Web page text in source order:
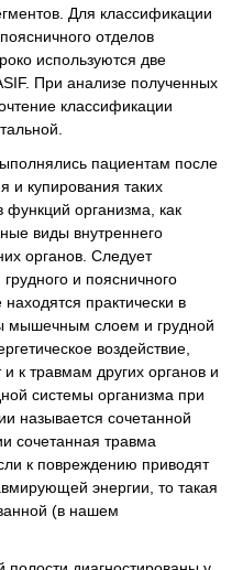
Для классификации
отделов
используются две
При анализе полученных
классификации
пациентам после
и купирования таких
организма, как
виды внутреннего
органов. Следует
и поясничного
практически в
мышечным слоем и грудной
воздействие,
к травмам других органов и
системы организма при
называется сочетанной
сочетанная травма
к повреждению приводят
энергии, то такая
(в нашем